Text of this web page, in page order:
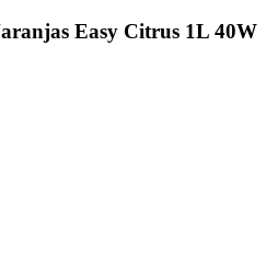
Easy Citrus 1L 40W